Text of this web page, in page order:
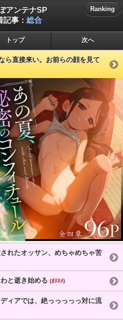
アンテナSP
記事： 総合
Ranking
トップ 次へ
ら直接来い。お前らの顔を見て
れたオッサン、めちゃめちゃ苦
と逝き始める (ｵﾇﾇﾒ)
ィアでは、絶っっっっっ対に流